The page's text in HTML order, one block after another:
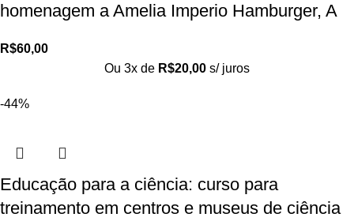
homenagem a Amelia Imperio Hamburger, A
R$60,00
Ou 3x de R$20,00 s/ juros
-44%
Educação para a ciência: curso para
treinamento em centros e museus de ciência